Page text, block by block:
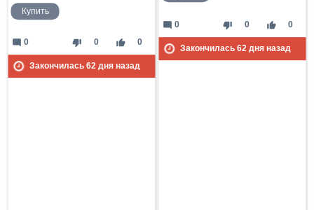
Купить
thumb_down 0 thumb_up 0
mode_comment 0
Закончилась 62дня назад
thumb_down 0 thumb_up 0
mode_comment 0
Закончилась 62дня назад